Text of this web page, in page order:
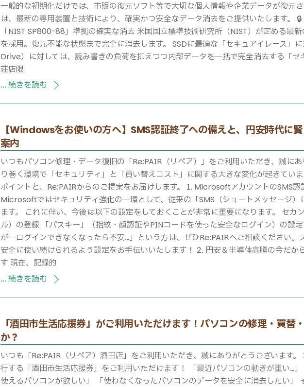
一般的な初期化だけでは、市販の復元ソフト等で大切な個人情報や企業データが復元
は、最新の専用装置と技術により、確実かつ安全なデータ消去をご提供いたします。
「NIST SP800-88」準拠の確実な消去 米国国立標準技術研究所（NIST）が定める最
を採用。復元不能な状態まで完全に消去します。 SSDに最適な「セキュアイレース」
Drive）に対しては、読み書きの負荷を抑えつつ内部データを一括で完全消去する「セ
荘店限
... 続きを読む
【Windowsをお使いの方へ】SMS認証終了への備えと、円安時代に
案内
いつもパソコン修理・データ復旧の「Re:PAIR（リペア）」をご利用いただき、誠に
り巻く環境で「セキュリティ」と「買い替えコスト」に関する大きな変化が起きてい
ポイントと、Re:PAIRからのご提案をお届けします。 1. MicrosoftアカウントのSMS
Microsoftではセキュリティ強化の一環として、従来の「SMS（ショートメッセージ
ます。 これに伴い、今後は以下の設定をしておくことが非常に重要になります。 セカ
ル）の登録 「パスキー」（指紋・顔認証やPINコードを使った安全なログイン）の設
が一ログインできなくなったら不安…」という方は、ぜひRe:PAIRへご相談ください。
安全に使い続けられるよう設定をお手伝いいたします！ 2. 円安＆半導体高騰の今だか
す 現在、記録的
... 続きを読む
「酒田市生活応援券」がご利用いただけます！パソコンの修理・買替
か？
いつも「Re:PAIR（リペア）酒田店」をご利用いただき、誠にありがとうございます
行する「酒田市生活応援券」をご利用いただけます！ 「最近パソコンの動きが重い…
使えるパソコンが欲しい」 「使わなくなったパソコンのデータを安全に消去したい」